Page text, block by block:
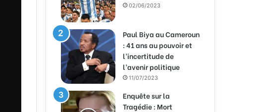
02/06/2023
Paul Biya au Cameroun
: 41 ans au pouvoir et
l’incertitude de
l’avenir politique
11/07/2023
Enquête sur la
Tragédie : Mort